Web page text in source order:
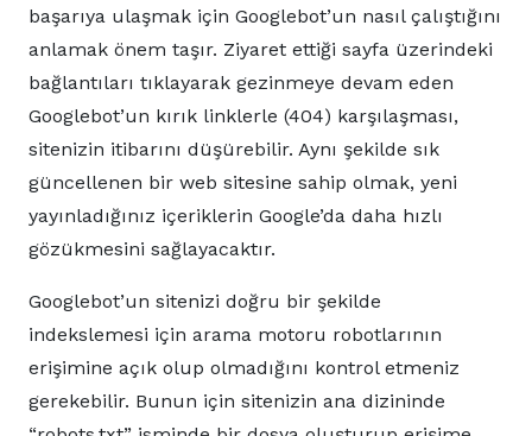
başarıya ulaşmak için Googlebot’un nasıl çalıştığını
anlamak önem taşır. Ziyaret ettiği sayfa üzerindeki
bağlantıları tıklayarak gezinmeye devam eden
Googlebot’un kırık linklerle (404) karşılaşması,
sitenizin itibarını düşürebilir. Aynı şekilde sık
güncellenen bir web sitesine sahip olmak, yeni
yayınladığınız içeriklerin Google’da daha hızlı
gözükmesini sağlayacaktır.
Googlebot’un sitenizi doğru bir şekilde
indekslemesi için arama motoru robotlarının
erişimine açık olup olmadığını kontrol etmeniz
gerekebilir. Bunun için sitenizin ana dizininde